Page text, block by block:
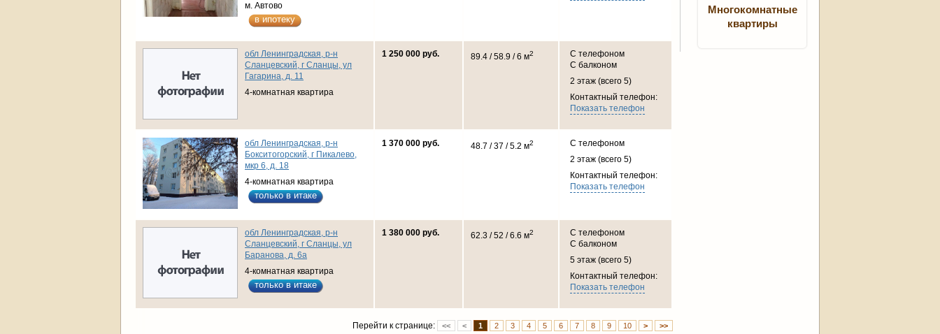
м. Автово
в ипотеку
обл Ленинградская, р-н
Сланцевский, г Сланцы, ул
Гагарина, д. 11
4-комнатная квартира
1 250 000 руб. 89.4 / 58.9 / 6 м2
С телефоном
С балконом
2 этаж (всего 5)
Контактный телефон:
Показать телефон
обл Ленинградская, р-н
Бокситогорский, г Пикалево,
мкр 6, д. 18
4-комнатная квартира
только в итаке
1 370 000 руб. 48.7 / 37 / 5.2 м2
С телефоном
2 этаж (всего 5)
Контактный телефон:
Показать телефон
обл Ленинградская, р-н
Сланцевский, г Сланцы, ул
Баранова, д. 6а
4-комнатная квартира
только в итаке
1 380 000 руб. 62.3 / 52 / 6.6 м2
С телефоном
С балконом
5 этаж (всего 5)
Контактный телефон:
Показать телефон
Перейти к странице: << < 1 2 3 4 5 6 7 8 9 10 > >>
Многокомнатные
квартиры